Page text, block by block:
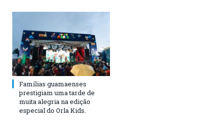
Famílias guamaenses
prestigiam uma tarde de
muita alegria na edição
especial do Orla Kids.